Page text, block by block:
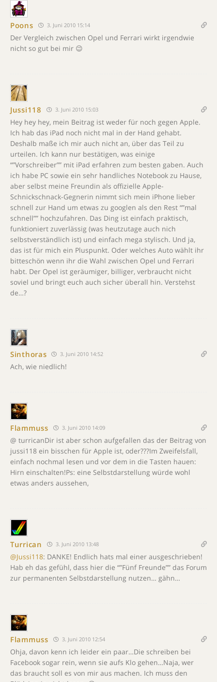
Poons 3. Juni 2010 15:14
Der Vergleich zwischen Opel und Ferrari wirkt irgendwie
nicht so gut bei mir 😉
Jussi118 3. Juni 2010 15:03
Hey hey hey, mein Beitrag ist weder für noch gegen Apple.
Ich hab das iPad noch nicht mal in der Hand gehabt.
Deshalb maße ich mir auch nicht an, über das Teil zu
urteilen. Ich kann nur bestätigen, was einige
“”Vorschreiber”” mit iPad erfahren zum besten gaben. Auch
ich habe PC sowie ein sehr handliches Notebook zu Hause,
aber selbst meine Freundin als offizielle Apple-
Schnickschnack-Gegnerin nimmt sich mein iPhone lieber
schnell zur Hand um etwas zu googlen als den Rest “”mal
schnell”” hochzufahren. Das Ding ist einfach praktisch,
funktioniert zuverlässig (was heutzutage auch nich
selbstverständlich ist) und einfach mega stylisch. Und ja,
das ist für mich ein Pluspunkt. Oder welches Auto wählt ihr
bitteschön wenn ihr die Wahl zwischen Opel und Ferrari
habt. Der Opel ist geräumiger, billiger, verbraucht nicht
soviel und bringt euch auch sicher überall hin. Verstehst
de…?
Sinthoras 3. Juni 2010 14:52
Ach, wie niedlich!
Flammuss 3. Juni 2010 14:09
@ turricanDir ist aber schon aufgefallen das der Beitrag von
jussi118 ein bisschen für Apple ist, oder???Im Zweifelsfall,
einfach nochmal lesen und vor dem in die Tasten hauen:
Hirn einschalten!Ps: eine Selbstdarstellung würde wohl
etwas anders aussehen,
Turrican 3. Juni 2010 13:48
@Jussi118: DANKE! Endlich hats mal einer ausgeschrieben!
Hab eh das gefühl, dass hier die “”Fünf Freunde”” das Forum
zur permanenten Selbstdarstellung nutzen… gähn…
Flammuss 3. Juni 2010 12:54
Ohja, davon kenn ich leider ein paar…Die schreiben bei
Facebook sogar rein, wenn sie aufs Klo gehen…Naja, wer
das braucht soll es von mir aus machen. Ich muss den